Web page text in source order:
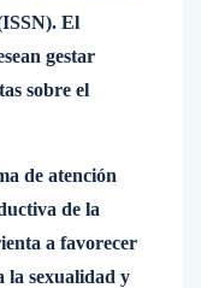
El
gestar
sobre el
de atención
de la
a favorecer
la sexualidad y